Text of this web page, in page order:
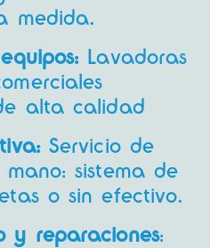
medida.
Lavadoras
alta calidad
Servicio de
sistema de
o sin efectivo.
y reparaciones: